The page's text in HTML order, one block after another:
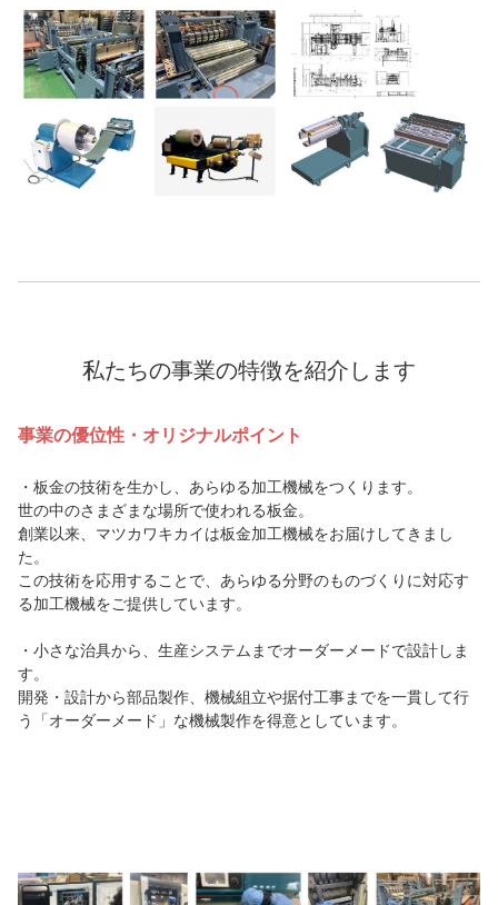
私たちの事業の特徴を紹介します
事業の優位性・オリジナルポイント
・板金の技術を生かし、あらゆる加工機械をつくります。
世の中のさまざまな場所で使われる板金。
創業以来、マツカワキカイは板金加工機械をお届けしてきまし
た。
この技術を応用することで、あらゆる分野のものづくりに対応す
る加工機械をご提供しています。
・小さな治具から、生産システムまでオーダーメードで設計しま
す。
開発・設計から部品製作、機械組立や据付工事までを一貫して行
う「オーダーメード」な機械製作を得意としています。